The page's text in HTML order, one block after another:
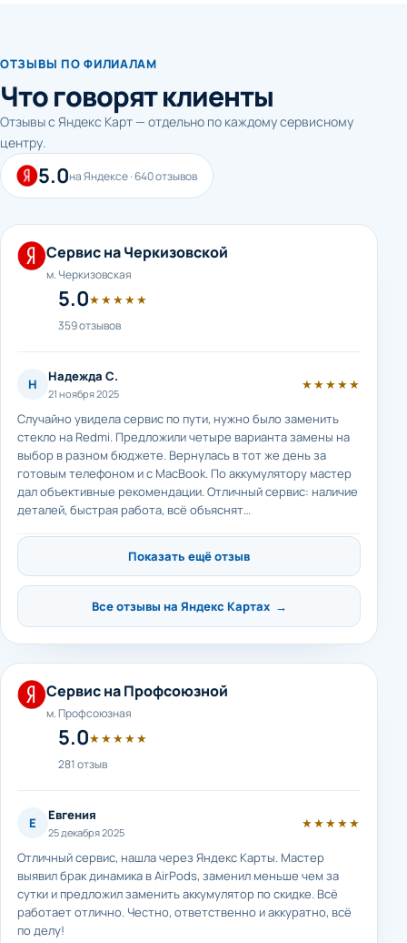
ОТЗЫВЫ ПО ФИЛИАЛАМ
Что говорят клиенты
Отзывы с Яндекс Карт — отдельно по каждому сервисному
центру.
5.0на Яндексе · 640 отзывов
Сервис на Черкизовской
м. Черкизовская
5.0★★★★★
359 отзывов
Н Надежда С.
21 ноября 2025
★★★★★
Случайно увидела сервис по пути, нужно было заменить
стекло на Redmi. Предложили четыре варианта замены на
выбор в разном бюджете. Вернулась в тот же день за
готовым телефоном и с MacBook. По аккумулятору мастер
дал объективные рекомендации. Отличный сервис: наличие
деталей, быстрая работа, всё объяснят…
Показать ещё отзыв
Все отзывы на Яндекс Картах →
Сервис на Профсоюзной
м. Профсоюзная
5.0★★★★★
281 отзыв
Е Евгения
25 декабря 2025
★★★★★
Отличный сервис, нашла через Яндекс Карты. Мастер
выявил брак динамика в AirPods, заменил меньше чем за
сутки и предложил заменить аккумулятор по скидке. Всё
работает отлично. Честно, ответственно и аккуратно, всё
по делу!